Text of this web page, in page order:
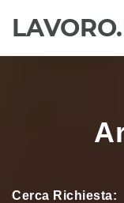
Cerca Richiesta: